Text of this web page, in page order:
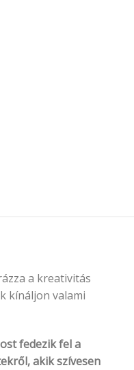
a kreativitás
kínáljon valami
fedezik fel a
akik szívesen